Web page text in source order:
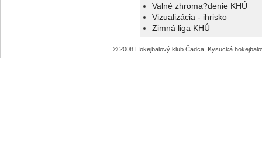
Valné zhroma?denie KHÚ
Vizualizácia - ihrisko
Zimná liga KHÚ
© 2008 Hokejbalový klub Čadca, Kysucká